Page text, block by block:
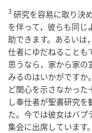
3 研究を容易に取り決
を伴って，彼らも同
助できます。あるいは
仕者にゆだねることも
思うなら，家から家の
みるのはいかがですか
ど関心を示さなかっ
し奉仕者が聖書研究
た。今では彼女はバプ
集会に出席しています